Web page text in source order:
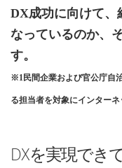
DX成功に向けて、
なっているのか、
す。
※1民間企業および官公庁自
る担当者を対象にインターネ
DXを実現でき